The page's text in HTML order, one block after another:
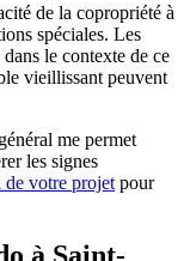
de la copropriété à
spéciales. Les
le contexte de ce
vieillissant peuvent
me permet
les signes
de votre projet pour
à Saint-